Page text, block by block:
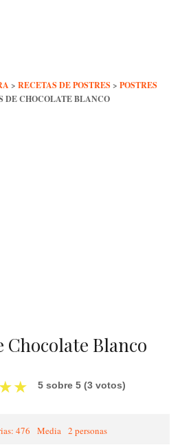
> RECETAS DE POSTRES > POSTRES
DE CHOCOLATE BLANCO
Chocolate Blanco
★★ 5 sobre 5 (3 votos)
476 Media 2 personas